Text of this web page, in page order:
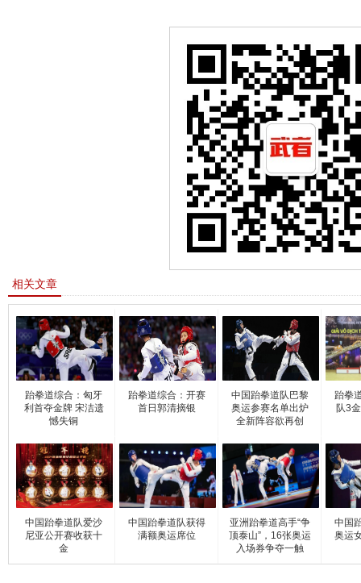
相关文章
跆拳道综合：匈牙
利首夺金牌 宋洁遗
憾失铜
跆拳道综合：开赛
首日郭清摘银
中国跆拳道队巴黎
奥运参赛名单出炉
全新阵容欲再创
跆拳
队3
中国跆拳道队爱沙
尼亚公开赛收获十
金
中国跆拳道队获得
满额奥运席位
亚洲跆拳道高手“争
顶泰山”，16张奥运
入场券争夺一触
中国
奥运